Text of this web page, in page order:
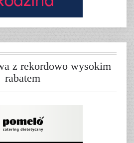
z rekordowo wysokim
rabatem